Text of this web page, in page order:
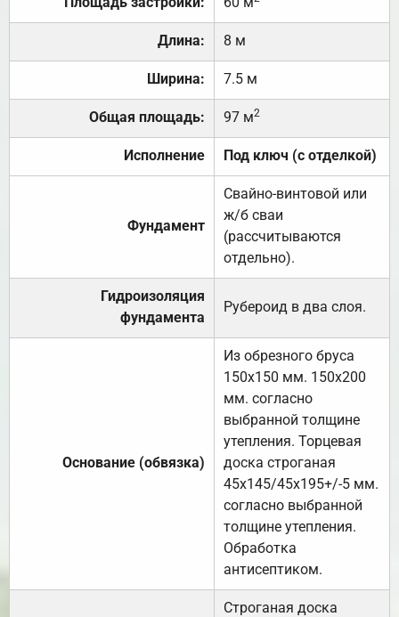
Длина: 8 м
Ширина: 7.5 м
Общая площадь: 97 м2
Исполнение Под ключ (с отделкой)
Фундамент
Свайно-винтовой или
ж/б сваи
(рассчитываются
отдельно).
Гидроизоляция
фундамента
Рубероид в два слоя.
Основание (обвязка)
Из обрезного бруса
150х150 мм. 150х200
мм. согласно
выбранной толщине
утепления. Торцевая
доска строганая
45х145/45х195+/-5 мм.
согласно выбранной
толщине утепления.
Обработка
антисептиком.
Строганая доска